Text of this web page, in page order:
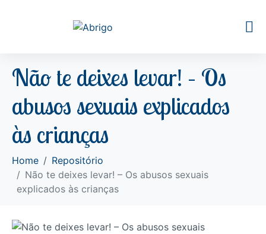
Não te deixes levar! – Os
abusos sexuais explicados
às crianças
Home
Repositório
Não te deixes levar! – Os abusos sexuais
explicados às crianças